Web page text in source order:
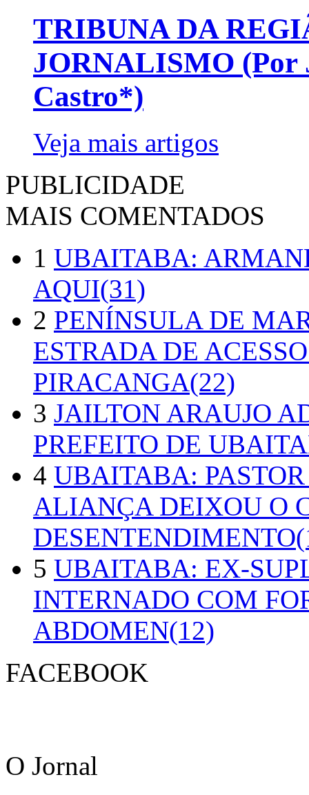
TRIBUNA DA
JORNALISMO (Por
Castro*)
Veja mais artigos
PUBLICIDADE
MAIS COMENTADOS
1 UBAITABA:
AQUI(31)
2 PENÍNSULA DE
ESTRADA DE
PIRACANGA(22)
3 JAILTON ARAUJO
PREFEITO DE
4 UBAITABA:
ALIANÇA DEIXOU O
5 UBAITABA: EX-
INTERNADO COM
ABDOMEN(12)
FACEBOOK
O Jornal